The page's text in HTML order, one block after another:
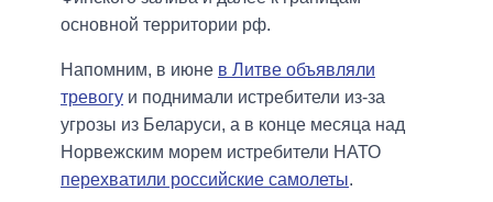
основной территории рф.
Напомним, в июне в Литве объявляли
тревогу и поднимали истребители из-за
угрозы из Беларуси, а в конце месяца над
Норвежским морем истребители НАТО
перехватили российские самолеты.